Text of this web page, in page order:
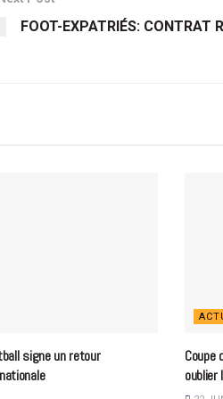
FOOT-EXPATRIÉS: CONTRAT
signe un retour
Coupe